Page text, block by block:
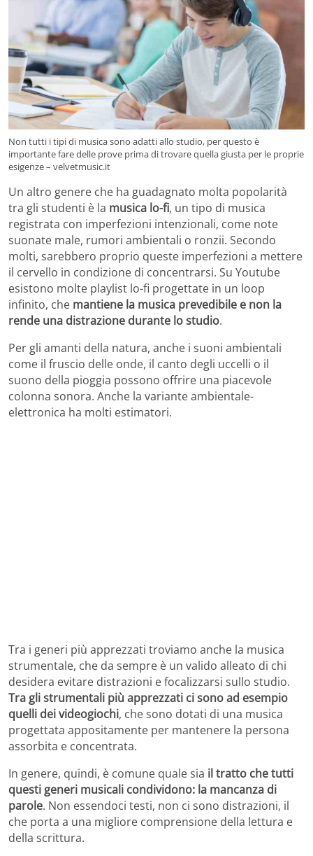
Non tutti i tipi di musica sono adatti allo studio, per questo è
importante fare delle prove prima di trovare quella giusta per le proprie
esigenze – velvetmusic.it
Un altro genere che ha guadagnato molta popolarità
tra gli studenti è la musica lo-fi, un tipo di musica
registrata con imperfezioni intenzionali, come note
suonate male, rumori ambientali o ronzii. Secondo
molti, sarebbero proprio queste imperfezioni a mettere
il cervello in condizione di concentrarsi. Su Youtube
esistono molte playlist lo-fi progettate in un loop
infinito, che mantiene la musica prevedibile e non la
rende una distrazione durante lo studio.
Per gli amanti della natura, anche i suoni ambientali
come il fruscio delle onde, il canto degli uccelli o il
suono della pioggia possono offrire una piacevole
colonna sonora. Anche la variante ambientale-
elettronica ha molti estimatori.
Tra i generi più apprezzati troviamo anche la musica
strumentale, che da sempre è un valido alleato di chi
desidera evitare distrazioni e focalizzarsi sullo studio.
Tra gli strumentali più apprezzati ci sono ad esempio
quelli dei videogiochi, che sono dotati di una musica
progettata appositamente per mantenere la persona
assorbita e concentrata.
In genere, quindi, è comune quale sia il tratto che tutti
questi generi musicali condividono: la mancanza di
parole. Non essendoci testi, non ci sono distrazioni, il
che porta a una migliore comprensione della lettura e
della scrittura.